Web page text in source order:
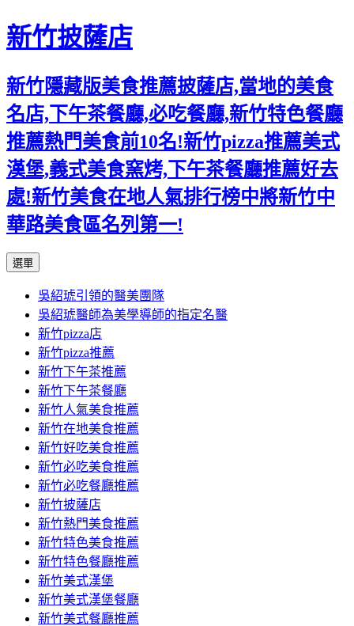
新竹披薩店
新竹隱藏版美食推薦披薩店,當地的美食
名店,下午茶餐廳,必吃餐廳,新竹特色餐廳
推薦熱門美食前10名!新竹pizza推薦美式
漢堡,義式美食窯烤,下午茶餐廳推薦好去
處!新竹美食在地人氣排行榜中將新竹中
華路美食區名列第一!
選單
主
要
內
容
吳紹琥引領的醫美團隊
吳紹琥醫師為美學導師的指定名醫
新竹pizza店
新竹pizza推薦
新竹下午茶推薦
新竹下午茶餐廳
新竹人氣美食推薦
新竹在地美食推薦
新竹好吃美食推薦
新竹必吃美食推薦
新竹必吃餐廳推薦
新竹披薩店
新竹熱門美食推薦
新竹特色美食推薦
新竹特色餐廳推薦
新竹美式漢堡
新竹美式漢堡餐廳
新竹美式餐廳推薦